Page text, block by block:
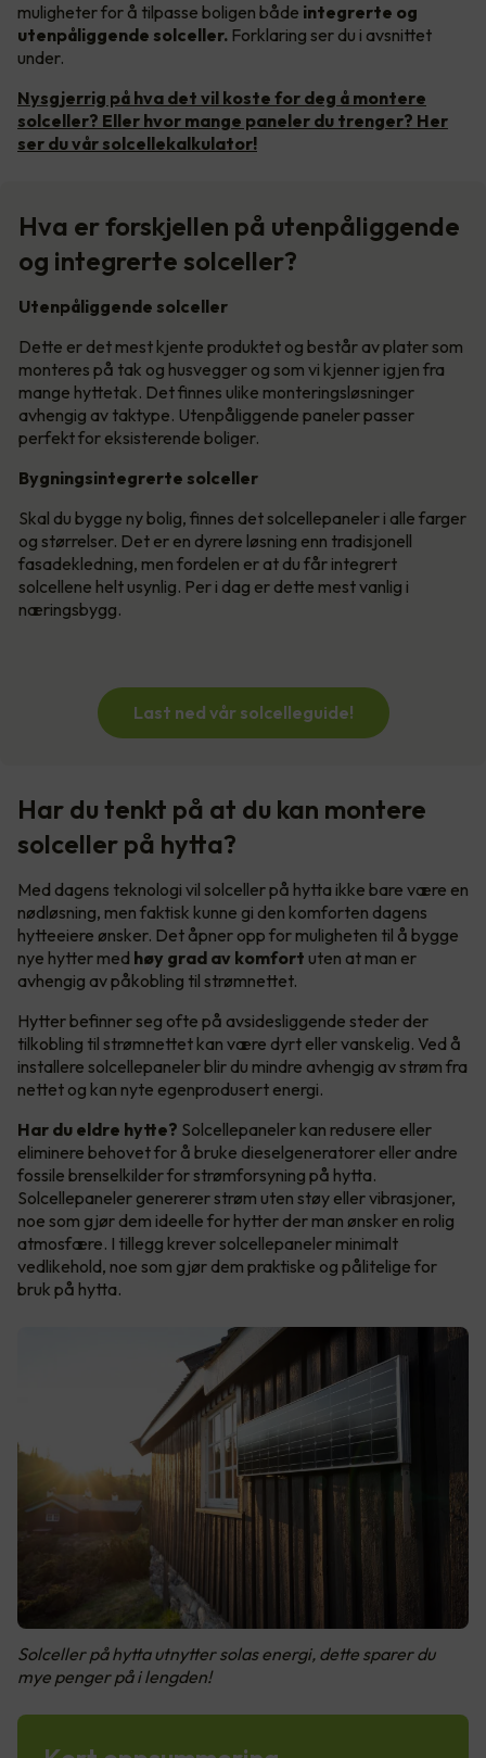
muligheter for å tilpasse boligen både integrerte og
utenpåliggende solceller. Forklaring ser du i avsnittet
under.
Nysgjerrig på hva det vil koste for deg å montere
solceller? Eller hvor mange paneler du trenger? Her
ser du vår solcellekalkulator!
Hva er forskjellen på utenpåliggende
og integrerte solceller?
Utenpåliggende solceller
Dette er det mest kjente produktet og består av plater som
monteres på tak og husvegger og som vi kjenner igjen fra
mange hyttetak. Det finnes ulike monteringsløsninger
avhengig av taktype. Utenpåliggende paneler passer
perfekt for eksisterende boliger.
Bygningsintegrerte solceller
Skal du bygge ny bolig, finnes det solcellepaneler i alle farger
og størrelser. Det er en dyrere løsning enn tradisjonell
fasadekledning, men fordelen er at du får integrert
solcellene helt usynlig. Per i dag er dette mest vanlig i
næringsbygg.
Last ned vår solcelleguide!
Har du tenkt på at du kan montere
solceller på hytta?
Med dagens teknologi vil solceller på hytta ikke bare være en
nødløsning, men faktisk kunne gi den komforten dagens
hytteeiere ønsker. Det åpner opp for muligheten til å bygge
nye hytter med høy grad av komfort uten at man er
avhengig av påkobling til strømnettet.
Hytter befinner seg ofte på avsidesliggende steder der
tilkobling til strømnettet kan være dyrt eller vanskelig. Ved å
installere solcellepaneler blir du mindre avhengig av strøm fra
nettet og kan nyte egenprodusert energi.
Har du eldre hytte? Solcellepaneler kan redusere eller
eliminere behovet for å bruke dieselgeneratorer eller andre
fossile brenselkilder for strømforsyning på hytta.
Solcellepaneler genererer strøm uten støy eller vibrasjoner,
noe som gjør dem ideelle for hytter der man ønsker en rolig
atmosfære. I tillegg krever solcellepaneler minimalt
vedlikehold, noe som gjør dem praktiske og pålitelige for
bruk på hytta.
Solceller på hytta utnytter solas energi, dette sparer du
mye penger på i lengden!